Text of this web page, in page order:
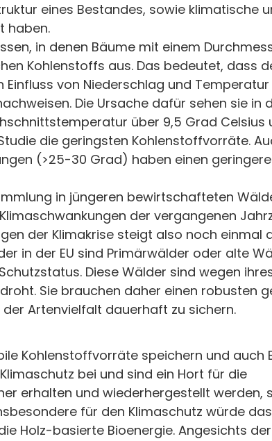
eines Bestandes, sowie klimatische
haben.
in denen Bäume mit einem
Kohlenstoffs aus. Das bedeutet, dass
von Niederschlag und
Die Ursache dafür sehen sie in
über 9,5 Grad Celsius
die geringsten Kohlenstoffvorräte.
(>25-30 Grad) haben einen
in jüngeren bewirtschafteten
der vergangenen
der Klimakrise steigt also noch einmal
in der EU sind Primärwälder oder alte
Diese Wälder sind wegen
Sie brauchen daher einen robusten
Artenvielfalt dauerhaft zu sichern.
Kohlenstoffvorräte speichern und auch
bei und sind ein Hort für die
erhalten und wiederhergestellt werden,
für den Klimaschutz würde
Holz-basierte Bioenergie. Angesichts